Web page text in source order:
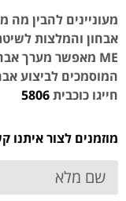
מעוניינים להבין
אבחון והמלצות
ME מאפשר מערך
המוסמכים לביצוע
חייגו כוכבית5806
מוזמנים לצור איתנו